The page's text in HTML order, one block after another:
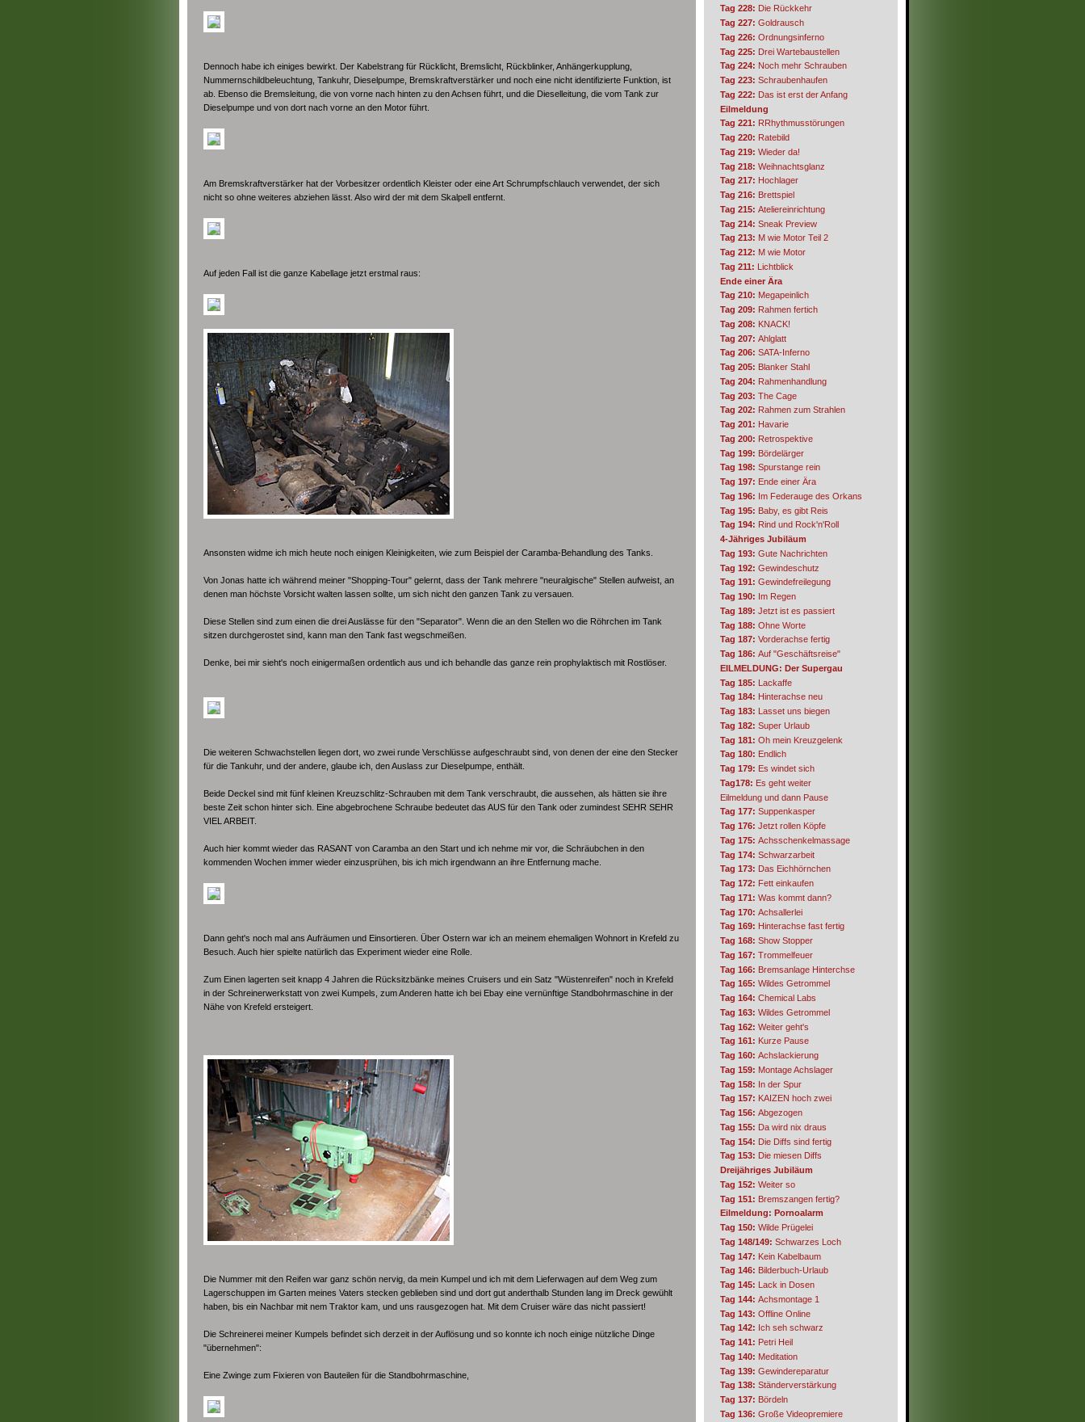
Dennoch habe ich einiges bewirkt. Der Kabelstrang für Rücklicht, Bremslicht, Rückblinker, Anhängerkupplung,
Nummernschildbeleuchtung, Tankuhr, Dieselpumpe, Bremskraftverstärker und noch eine nicht identifizierte Funktion, ist
ab. Ebenso die Bremsleitung, die von vorne nach hinten zu den Achsen führt, und die Dieselleitung, die vom Tank zur
Dieselpumpe und von dort nach vorne an den Motor führt.
Am Bremskraftverstärker hat der Vorbesitzer ordentlich Kleister oder eine Art Schrumpfschlauch verwendet, der sich
nicht so ohne weiteres abziehen lässt. Also wird der mit dem Skalpell entfernt.
Auf jeden Fall ist die ganze Kabellage jetzt erstmal raus:
Ansonsten widme ich mich heute noch einigen Kleinigkeiten, wie zum Beispiel der Caramba-Behandlung des Tanks.
Von Jonas hatte ich während meiner "Shopping-Tour" gelernt, dass der Tank mehrere "neuralgische" Stellen aufweist, an
denen man höchste Vorsicht walten lassen sollte, um sich nicht den ganzen Tank zu versauen.
Diese Stellen sind zum einen die drei Auslässe für den "Separator". Wenn die an den Stellen wo die Röhrchen im Tank
sitzen durchgerostet sind, kann man den Tank fast wegschmeißen.
Denke, bei mir sieht's noch einigermaßen ordentlich aus und ich behandle das ganze rein prophylaktisch mit Rostlöser.
Die weiteren Schwachstellen liegen dort, wo zwei runde Verschlüsse aufgeschraubt sind, von denen der eine den Stecker
für die Tankuhr, und der andere, glaube ich, den Auslass zur Dieselpumpe, enthält.
Beide Deckel sind mit fünf kleinen Kreuzschlitz-Schrauben mit dem Tank verschraubt, die aussehen, als hätten sie ihre
beste Zeit schon hinter sich. Eine abgebrochene Schraube bedeutet das AUS für den Tank oder zumindest SEHR SEHR
VIEL ARBEIT.
Auch hier kommt wieder das RASANT von Caramba an den Start und ich nehme mir vor, die Schräubchen in den
kommenden Wochen immer wieder einzusprühen, bis ich mich irgendwann an ihre Entfernung mache.
Dann geht's noch mal ans Aufräumen und Einsortieren. Über Ostern war ich an meinem ehemaligen Wohnort in Krefeld zu
Besuch. Auch hier spielte natürlich das Experiment wieder eine Rolle.
Zum Einen lagerten seit knapp 4 Jahren die Rücksitzbänke meines Cruisers und ein Satz "Wüstenreifen" noch in Krefeld
in der Schreinerwerkstatt von zwei Kumpels, zum Anderen hatte ich bei Ebay eine vernünftige Standbohrmaschine in der
Nähe von Krefeld ersteigert.
Die Nummer mit den Reifen war ganz schön nervig, da mein Kumpel und ich mit dem Lieferwagen auf dem Weg zum
Lagerschuppen im Garten meines Vaters stecken geblieben sind und dort gut anderthalb Stunden lang im Dreck gewühlt
haben, bis ein Nachbar mit nem Traktor kam, und uns rausgezogen hat. Mit dem Cruiser wäre das nicht passiert!
Die Schreinerei meiner Kumpels befindet sich derzeit in der Auflösung und so konnte ich noch einige nützliche Dinge
"übernehmen":
Eine Zwinge zum Fixieren von Bauteilen für die Standbohrmaschine,
Tag 228: Die Rückkehr
Tag 227: Goldrausch
Tag 226: Ordnungsinferno
Tag 225: Drei Wartebaustellen
Tag 224: Noch mehr Schrauben
Tag 223: Schraubenhaufen
Tag 222: Das ist erst der Anfang
Eilmeldung
Tag 221: RRhythmusstörungen
Tag 220: Ratebild
Tag 219: Wieder da!
Tag 218: Weihnachtsglanz
Tag 217: Hochlager
Tag 216: Brettspiel
Tag 215: Ateliereinrichtung
Tag 214: Sneak Preview
Tag 213: M wie Motor Teil 2
Tag 212: M wie Motor
Tag 211: Lichtblick
Ende einer Ära
Tag 210: Megapeinlich
Tag 209: Rahmen fertich
Tag 208: KNACK!
Tag 207: Ahlglatt
Tag 206: SATA-Inferno
Tag 205: Blanker Stahl
Tag 204: Rahmenhandlung
Tag 203: The Cage
Tag 202: Rahmen zum Strahlen
Tag 201: Havarie
Tag 200: Retrospektive
Tag 199: Bördelärger
Tag 198: Spurstange rein
Tag 197: Ende einer Ära
Tag 196: Im Federauge des Orkans
Tag 195: Baby, es gibt Reis
Tag 194: Rind und Rock'n'Roll
4-Jähriges Jubiläum
Tag 193: Gute Nachrichten
Tag 192: Gewindeschutz
Tag 191: Gewindefreilegung
Tag 190: Im Regen
Tag 189: Jetzt ist es passiert
Tag 188: Ohne Worte
Tag 187: Vorderachse fertig
Tag 186: Auf "Geschäftsreise"
EILMELDUNG: Der Supergau
Tag 185: Lackaffe
Tag 184: Hinterachse neu
Tag 183: Lasset uns biegen
Tag 182: Super Urlaub
Tag 181: Oh mein Kreuzgelenk
Tag 180: Endlich
Tag 179: Es windet sich
Tag178: Es geht weiter
Eilmeldung und dann Pause
Tag 177: Suppenkasper
Tag 176: Jetzt rollen Köpfe
Tag 175: Achsschenkelmassage
Tag 174: Schwarzarbeit
Tag 173: Das Eichhörnchen
Tag 172: Fett einkaufen
Tag 171: Was kommt dann?
Tag 170: Achsallerlei
Tag 169: Hinterachse fast fertig
Tag 168: Show Stopper
Tag 167: Trommelfeuer
Tag 166: Bremsanlage Hinterchse
Tag 165: Wildes Getrommel
Tag 164: Chemical Labs
Tag 163: Wildes Getrommel
Tag 162: Weiter geht's
Tag 161: Kurze Pause
Tag 160: Achslackierung
Tag 159: Montage Achslager
Tag 158: In der Spur
Tag 157: KAIZEN hoch zwei
Tag 156: Abgezogen
Tag 155: Da wird nix draus
Tag 154: Die Diffs sind fertig
Tag 153: Die miesen Diffs
Dreijähriges Jubiläum
Tag 152: Weiter so
Tag 151: Bremszangen fertig?
Eilmeldung: Pornoalarm
Tag 150: Wilde Prügelei
Tag 148/149: Schwarzes Loch
Tag 147: Kein Kabelbaum
Tag 146: Bilderbuch-Urlaub
Tag 145: Lack in Dosen
Tag 144: Achsmontage 1
Tag 143: Offline Online
Tag 142: Ich seh schwarz
Tag 141: Petri Heil
Tag 140: Meditation
Tag 139: Gewindereparatur
Tag 138: Ständerverstärkung
Tag 137: Bördeln
Tag 136: Große Videopremiere